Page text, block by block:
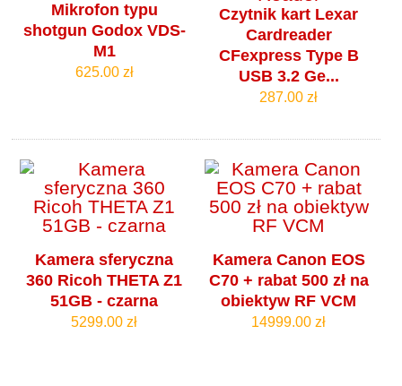
Mikrofon typu
shotgun Godox VDS-
M1
625.00 zł
Czytnik kart Lexar
Cardreader
CFexpress Type B
USB 3.2 Ge...
287.00 zł
Kamera sferyczna
360 Ricoh THETA Z1
51GB - czarna
5299.00 zł
Kamera Canon EOS
C70 + rabat 500 zł na
obiektyw RF VCM
14999.00 zł